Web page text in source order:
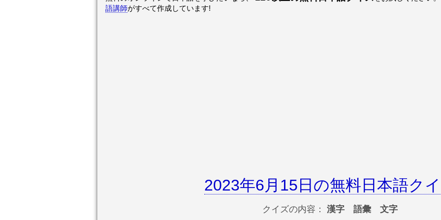
語講師がすべて作成しています!
2023年6月15日の無料日本語ク
クイズの内容： 漢字 語彙 文字